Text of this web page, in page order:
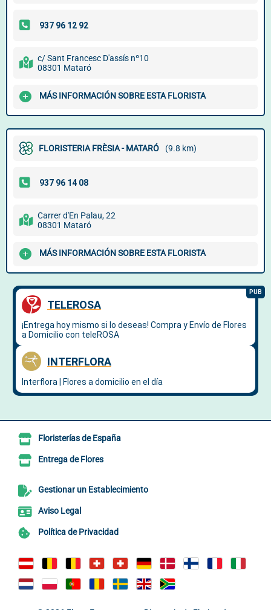
c/ Sant Francesc D'assís nº10
08301 Mataró
MÁS INFORMACIÓN SOBRE ESTA FLORISTA
FLORISTERIA FRÈSIA - MATARÓ (9.8 km)
Carrer d'En Palau, 22
08301 Mataró
MÁS INFORMACIÓN SOBRE ESTA FLORISTA
Floristerías de España
Entrega de Flores
Gestionar un Establecimiento
Aviso Legal
Política de Privacidad